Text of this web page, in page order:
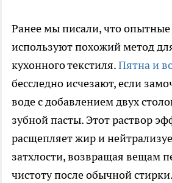
Ранее мы писали, что
используют похожий метод
кухонного текстиля.Пятна и
бесследно исчезают, если
воде с добавлением двух
зубной пасты. Этот раствор
расщепляет жир и
затхлости, возвращая вещам
чистоту после обычной стирки.